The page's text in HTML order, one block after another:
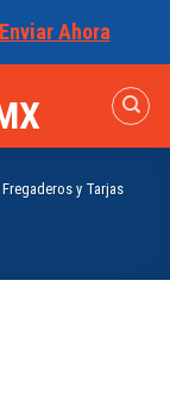
Enviar Ahora
Fregaderos y Tarjas